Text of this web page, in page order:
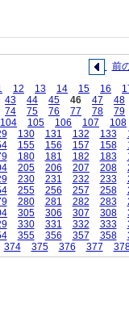
前
12 13 14 15 16
43 44 45 46 47
48
74 75 76 77 78
79
104 105 106 107
108
130 131 132 133
155 156 157 158
180 181 182 183
205 206 207 208
230 231 232 233
255 256 257 258
280 281 282 283
305 306 307 308
330 331 332 333
355 356 357 358
374 375 376 377